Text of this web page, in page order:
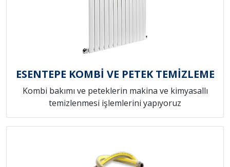
ESENTEPE KOMBİ VE PETEK TEMİZLEME
Kombi bakımı ve peteklerin makina ve kimyasallı
temizlenmesi işlemlerini yapıyoruz